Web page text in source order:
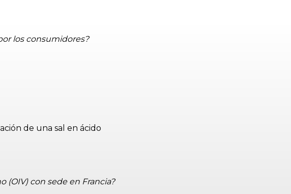
los consumidores?
de una sal en ácido
(OIV) con sede en Francia?